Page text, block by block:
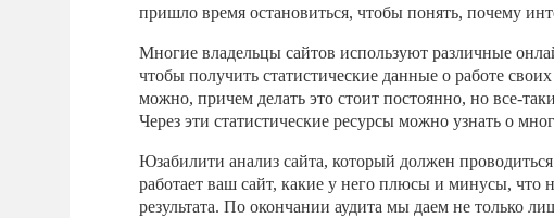
пришло время остановиться, чтобы понять, почему
Многие владельцы сайтов используют различные
чтобы получить статистические данные о работе
можно, причем делать это стоит постоянно, но все-
Через эти статистические ресурсы можно узнать о
Юзабилити анализ сайта, который должен
работает ваш сайт, какие у него плюсы и минусы, что
результата. По окончании аудита мы даем не только